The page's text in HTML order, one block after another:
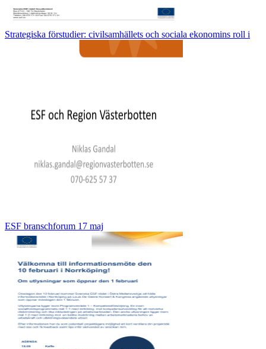
Strategiska förstudier: civilsamhällets och sociala ekonomins roll i
ESF branschforum 17 maj